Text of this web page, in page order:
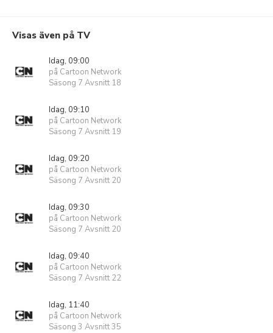
Visas även på TV
Idag, 09:00
på Cartoon Network
Säsong 7 Avsnitt 18
Idag, 09:10
på Cartoon Network
Säsong 7 Avsnitt 19
Idag, 09:20
på Cartoon Network
Säsong 7 Avsnitt 20
Idag, 09:30
på Cartoon Network
Säsong 7 Avsnitt 20
Idag, 09:40
på Cartoon Network
Säsong 7 Avsnitt 22
Idag, 11:40
på Cartoon Network
Säsong 3 Avsnitt 35